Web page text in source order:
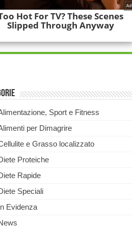
Sport e Fitness
per Dimagrire
e Grasso localizzato
Proteiche
Rapide
Speciali
Evidenza